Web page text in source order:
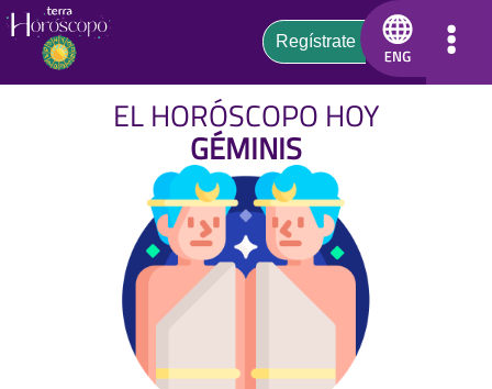
EL HORÓSCOPO HOY
GÉMINIS